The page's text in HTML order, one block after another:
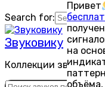
Привет
на
к
содержанию
Search for:
Звуковику
Коллекции звуков